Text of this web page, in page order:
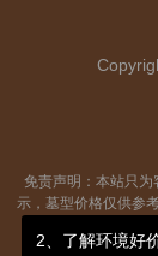
免责声明：本站只
示，墓型价格仅供参